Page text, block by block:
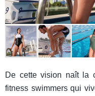
De cette vision naît la
fitness swimmers qui